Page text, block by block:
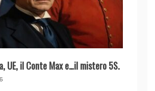
UE, il Conte Max e…il mistero 5S.